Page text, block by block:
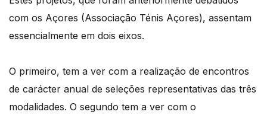
com os Açores (Associação Ténis Açores), assentam
essencialmente em dois eixos.
O primeiro, tem a ver com a realização de encontros
de carácter anual de seleções representativas das três
modalidades. O segundo tem a ver com o